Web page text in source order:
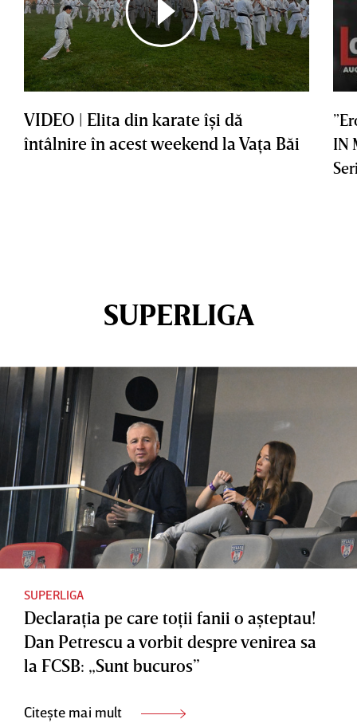
VIDEO | Elita din karate îşi dă
întâlnire în acest weekend la Vaţa Băi
IN
SUPERLIGA
SUPERLIGA
Declaraţia pe care toţii fanii o aşteptau!
Dan Petrescu a vorbit despre venirea sa
la FCSB: „Sunt bucuros”
Citește mai mult